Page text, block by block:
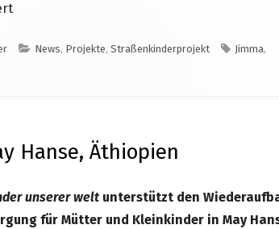
Kategorien
News, Projekte, Straßenkinderprojekt Jimma,
Hanse, Äthiopien
unserer welt unterstützt den
für Mütter und Kleinkinder in May